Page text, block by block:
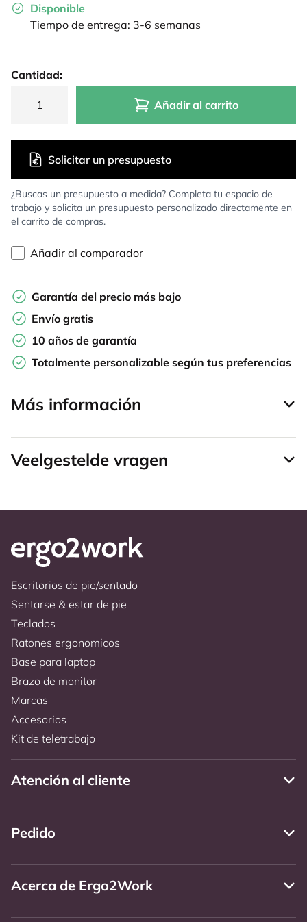
Disponible
Tiempo de entrega: 3-6 semanas
Cantidad:
Añadir al carrito
¿Buscas un presupuesto a medida? Completa tu espacio de
trabajo y solicita un presupuesto personalizado directamente en
el carrito de compras.
Solicitar un presupuesto
Añadir al comparador
Garantía del precio más bajo
Envío gratis
10 años de garantía
Totalmente personalizable según tus preferencias
Más información
Veelgestelde vragen
Escritorios de pie/sentado
Sentarse & estar de pie
Teclados
Ratones ergonomicos
Base para laptop
Brazo de monitor
Marcas
Accesorios
Kit de teletrabajo
Atención al cliente
Pedido
Acerca de Ergo2Work